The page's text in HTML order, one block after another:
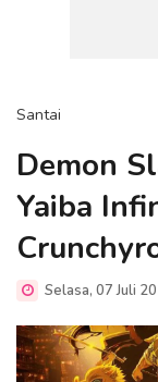
Santai
Demon
Yaiba
Selasa, 07 Juli